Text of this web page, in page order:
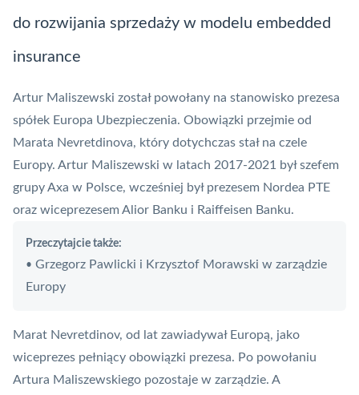
do rozwijania sprzedaży w modelu embedded
insurance
Artur Maliszewski został powołany na stanowisko prezesa
spółek Europa Ubezpieczenia. Obowiązki przejmie od
Marata Nevretdinova, który dotychczas stał na czele
Europy. Artur Maliszewski w latach 2017-2021 był szefem
grupy Axa w Polsce, wcześniej był prezesem Nordea PTE
oraz wiceprezesem Alior Banku i Raiffeisen Banku.
Przeczytajcie także:
• Grzegorz Pawlicki i Krzysztof Morawski w zarządzie
Europy
Marat Nevretdinov, od lat zawiadywał Europą, jako
wiceprezes pełniący obowiązki prezesa. Po powołaniu
Artura Maliszewskiego pozostaje w zarządzie. A